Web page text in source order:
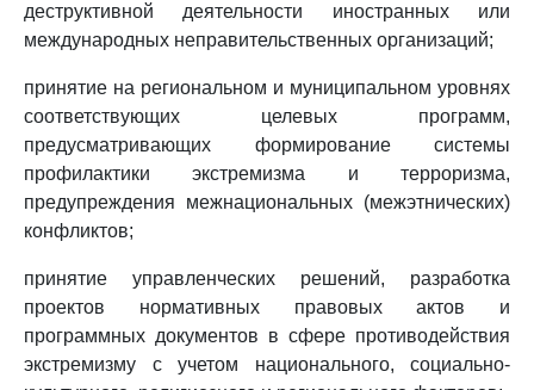
деструктивной деятельности иностранных или
международных неправительственных организаций;
принятие на региональном и муниципальном уровнях
соответствующих целевых программ,
предусматривающих формирование системы
профилактики экстремизма и терроризма,
предупреждения межнациональных (межэтнических)
конфликтов;
принятие управленческих решений, разработка
проектов нормативных правовых актов и
программных документов в сфере противодействия
экстремизму с учетом национального, социально-